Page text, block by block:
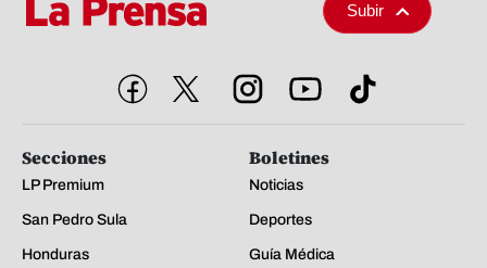
Subir
Secciones
LP Premium
San Pedro Sula
Honduras
Boletines
Noticias
Deportes
Guía Médica